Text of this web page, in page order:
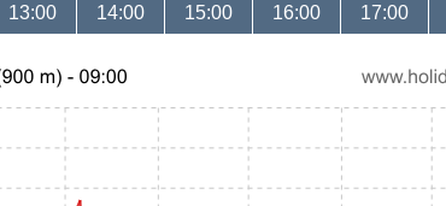
13:00 14:00 15:00 16:00 17:00